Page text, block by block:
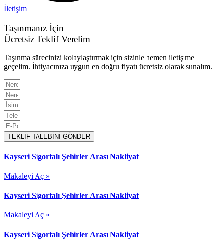
İletişim
Taşınmanız İçin
Ücretsiz Teklif Verelim
Taşınma sürecinizi kolaylaştırmak için sizinle hemen iletişime
geçelim. İhtiyacınıza uygun en doğru fiyatı ücretsiz olarak sunalım.
TEKLİF TALEBİNİ GÖNDER
Kayseri Sigortalı Şehirler Arası Nakliyat
Makaleyi Aç »
Kayseri Sigortalı Şehirler Arası Nakliyat
Makaleyi Aç »
Kayseri Sigortalı Şehirler Arası Nakliyat